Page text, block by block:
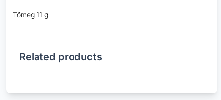
Tömeg 11 g
Related products